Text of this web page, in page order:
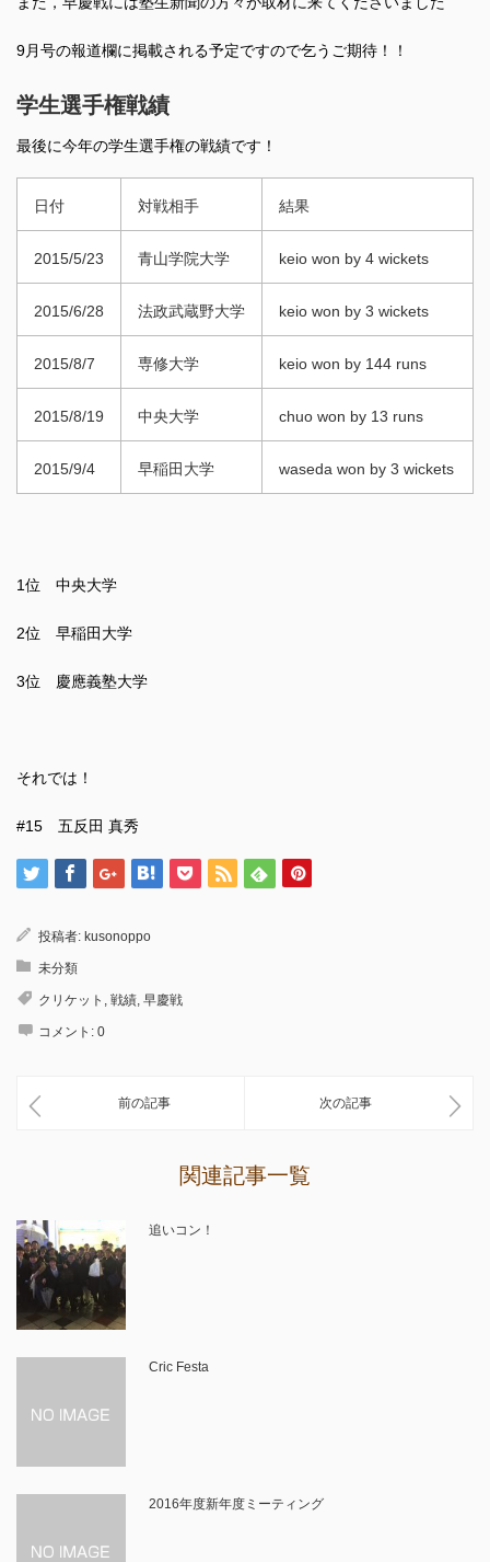
9月号の報道欄に掲載される予定ですので乞うご期待！！
学生選手権戦績
最後に今年の学生選手権の戦績です！
日付 対戦相手 結果
2015/5/23 青山学院大学 keio won by 4 wickets
2015/6/28 法政武蔵野大学 keio won by 3 wickets
2015/8/7 専修大学 keio won by 144 runs
2015/8/19 中央大学 chuo won by 13 runs
2015/9/4 早稲田大学 waseda won by 3 wickets
1位 中央大学
2位 早稲田大学
3位 慶應義塾大学
それでは！
#15 五反田 真秀
投稿者: kusonoppo
未分類
クリケット 戦績 早慶戦
コメント: 0
前の記事 次の記事
関連記事一覧
追いコン！
Cric Festa
2016年度新年度ミーティング